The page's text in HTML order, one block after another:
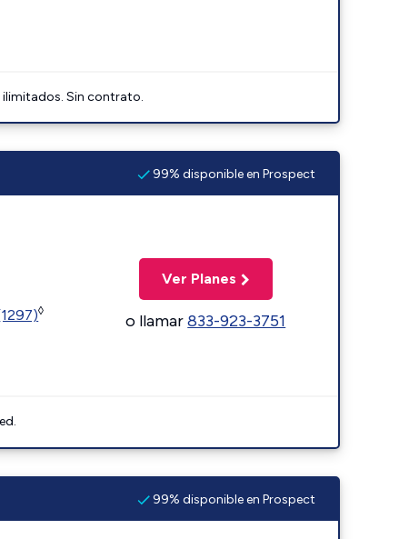
ilimitados. Sin contrato.
99% disponible en Prospect
◊
Ver Planes
o llamar833-923-3751
99% disponible en Prospect